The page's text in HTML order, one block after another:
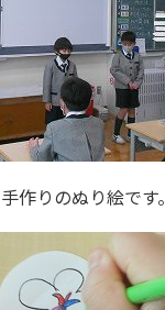
作りのぬり絵です。